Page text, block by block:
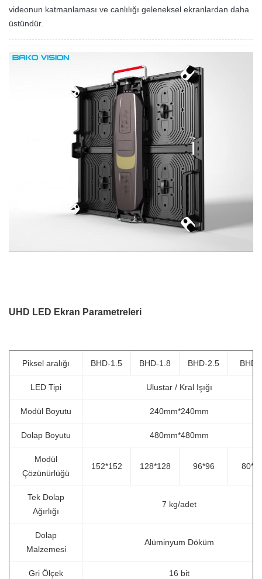
videonun katmanlaması ve canlılığı geleneksel ekranlardan daha
üstündür.
UHD LED Ekran Parametreleri
Piksel aralığı BHD-1.5 BHD-1.8 BHD-2.5 BHD-
LED Tipi Ulustar / Kral Işığı
Modül Boyutu 240mm*240mm
Dolap Boyutu 480mm*480mm
Modül
Çözünürlüğü
152*152 128*128 96*96
Tek Dolap
Ağırlığı
7 kg/adet
Dolap
Malzemesi
Alüminyum Döküm
Gri Ölçek 16 bit